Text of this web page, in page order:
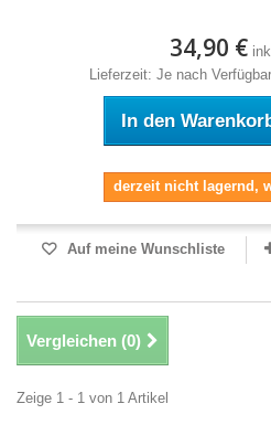
34,90 €
Lieferzeit: Je nach
In den
derzeit nicht lagernd,
Auf meine Wunschliste
Vergleichen (0)
Zeige 1 - 1 von 1 Artikel